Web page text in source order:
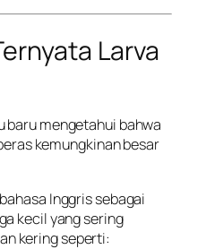
Larva
baru mengetahui bahwa
kemungkinan besar
Inggris sebagai
kecil yang sering
kering seperti: